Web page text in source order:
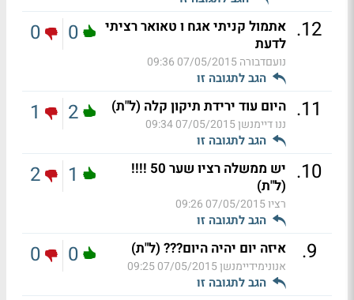
12
. אתמול קניתי אגח ו טאואר רציתי
לדעת
נועםדבורה07/05/2015 09:36
הגב לתגובה זו
0
0
11
. היום עוד ירידת תיקון קלה (ל"ת)
ננו דיימנשן07/05/2015 09:34
הגב לתגובה זו
2
1
10
.
יש ממשלה רציו שער 50 !!!!
(ל"ת)
רציו07/05/2015 09:26
הגב לתגובה זו
1
2
9
. איזה יום יהיה היום??? (ל"ת)
אנונימידיימנשן07/05/2015 09:25
הגב לתגובה זו
0
0